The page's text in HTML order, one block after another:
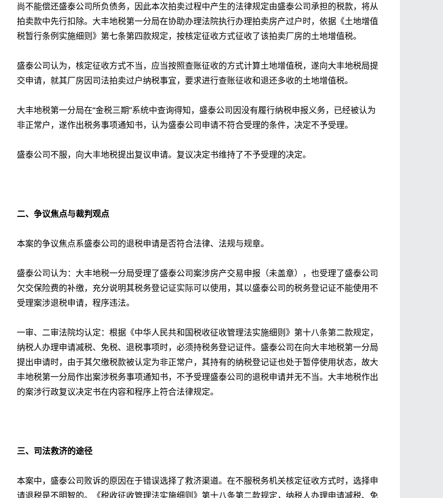
尚不能偿还盛泰公司所负债务，因此本次拍卖过程中产生的法律规定由盛泰公司承担的税款，将从
拍卖款中先行扣除。大丰地税第一分局在协助办理法院执行办理拍卖房产过户时，依据《土地增值
税暂行条例实施细则》第七条第四款规定，按核定征收方式征收了该拍卖厂房的土地增值税。
盛泰公司认为，核定征收方式不当，应当按照查账征收的方式计算土地增值税，遂向大丰地税局提
交申请，就其厂房因司法拍卖过户纳税事宜，要求进行查账征收和退还多收的土地增值税。
大丰地税第一分局在“金税三期”系统中查询得知，盛泰公司因没有履行纳税申报义务，已经被认为
非正常户，遂作出税务事项通知书，认为盛泰公司申请不符合受理的条件，决定不予受理。
盛泰公司不服，向大丰地税提出复议申请。复议决定书维持了不予受理的决定。
二、争议焦点与裁判观点
本案的争议焦点系盛泰公司的退税申请是否符合法律、法规与规章。
盛泰公司认为：大丰地税一分局受理了盛泰公司案涉房产交易申报（未盖章），也受理了盛泰公司
欠交保险费的补缴，充分说明其税务登记证实际可以使用，其以盛泰公司的税务登记证不能使用不
受理案涉退税申请，程序违法。
一审、二审法院均认定：根据《中华人民共和国税收征收管理法实施细则》第十八条第二款规定，
纳税人办理申请减税、免税、退税事项时，必须持税务登记证件。盛泰公司在向大丰地税第一分局
提出申请时，由于其欠缴税款被认定为非正常户，其持有的纳税登记证也处于暂停使用状态，故大
丰地税第一分局作出案涉税务事项通知书，不予受理盛泰公司的退税申请并无不当。大丰地税作出
的案涉行政复议决定书在内容和程序上符合法律规定。
三、司法救济的途径
本案中，盛泰公司败诉的原因在于错误选择了救济渠道。在不服税务机关核定征收方式时，选择申
请退税是不明智的。《税收征收管理法实施细则》第十八条第二款规定，纳税人办理申请减税、免